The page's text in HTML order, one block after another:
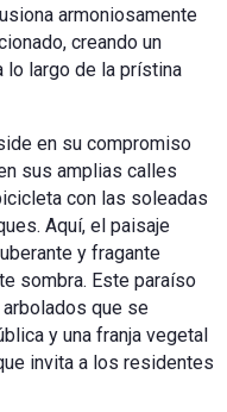
armoniosamente
creando un
lo largo de la prístina
en su compromiso
sus amplias calles
con las soleadas
Aquí, el paisaje
y fragante
sombra. Este paraíso
que se
y una franja vegetal
invita a los residentes